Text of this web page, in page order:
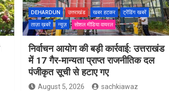
DEHARDUN उत्तराखंड खबर हटकर
ट्रेंडिंग खबरें
ताज़ा ख़बरें
न्यूज़ सोशल मीडिया वायरल
निर्वाचन आयोग की बड़ी कार्रवाई: उत्तराखंड
में 17 गैर-मान्यता प्राप्त राजनीतिक दल
पंजीकृत सूची से हटाए गए
August 5, 2026 sachkiawaz